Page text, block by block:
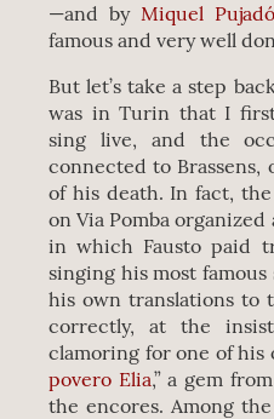
—and byMiquel Pujadó
famous and very well
But let’s take a step
was in Turin that I
sing live, and the
connected to
of his death. In fact,
on Via Pomba
in which Fausto paid
singing his most famous
his own translations to
correctly, at the
clamoring for one of his
povero Elia,” a gem
the encores. Among